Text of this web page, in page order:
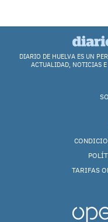
DIARIO DE HUELVA ES UN
ACTUALIDAD, NOTICIAS
TARIFAS